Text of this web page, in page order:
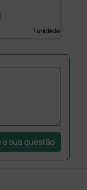
1 unidade
a sua questão